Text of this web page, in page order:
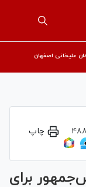
علیخانی اصفهان
چاپ
برای